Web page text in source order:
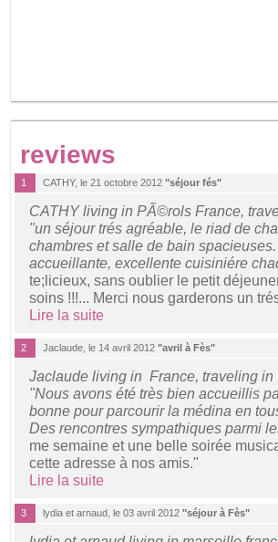
reviews
1 CATHY, le 21 octobre 2012 "séjour fés"
CATHY living in PÃ©rols France,
"un séjour trés agréable, le riad de
chambres et salle de bain
accueillante, excellente cuisiniére
te;licieux, sans oublier le petit
soins !!!... Merci nous garderons un
Lire la suite
2 Jaclaude, le 14 avril 2012 "avril à Fès"
Jaclaude living in France, traveling
"Nous avons été très bien accueillis
bonne pour parcourir la médina en
Des rencontres sympathiques parmi
me semaine et une belle soirée
cette adresse à nos amis."
Lire la suite
3 lydia et arnaud, le 03 avril 2012 "séjour à Fès"